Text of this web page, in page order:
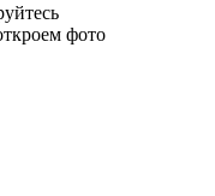
фото